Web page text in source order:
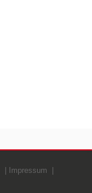
Impressum